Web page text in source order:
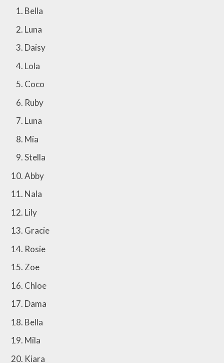
Bella
Luna
Daisy
Lola
Coco
Ruby
Luna
Mia
Stella
Abby
Nala
Lily
Gracie
Rosie
Zoe
Chloe
Dama
Bella
Mila
Kiara